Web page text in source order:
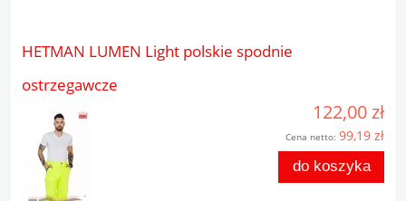
HETMAN LUMEN Light polskie spodnie
ostrzegawcze
122,00 zł
Cena netto: 99,19 zł
do koszyka